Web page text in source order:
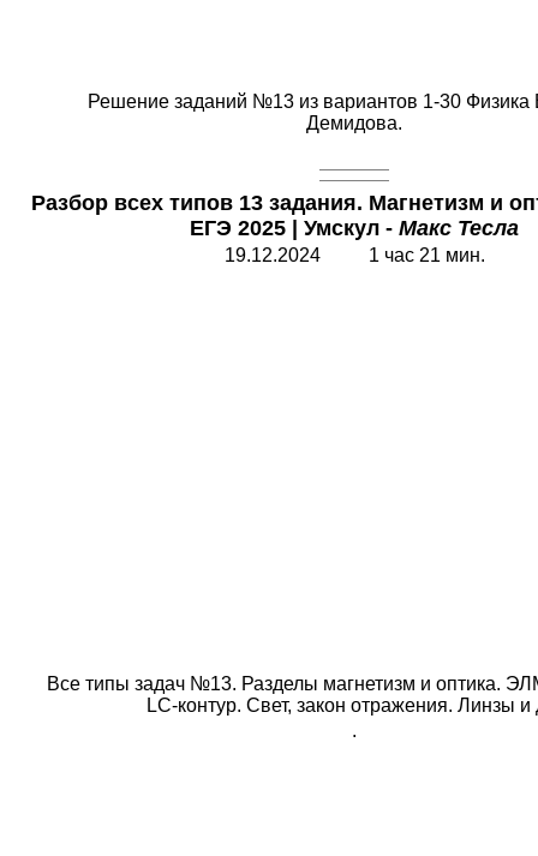
Решение заданий №13 из вариантов 1-30
Демидова.
Разбор всех типов 13 задания. Магнетизм и
ЕГЭ 2025
Умскул - Макс Тесла
19.12.2024 1 час 21 мин.
Все типы задач №13. Разделы магнетизм и оптика.
LC-контур. Свет, закон отражения. Линзы и
.